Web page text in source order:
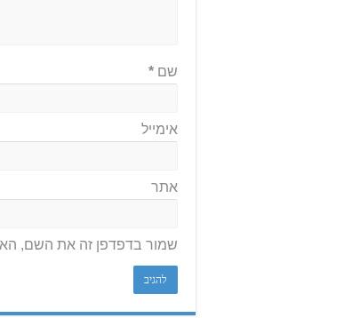
שם *
אימייל
אתר
שמור בדפדפן זה את השם,